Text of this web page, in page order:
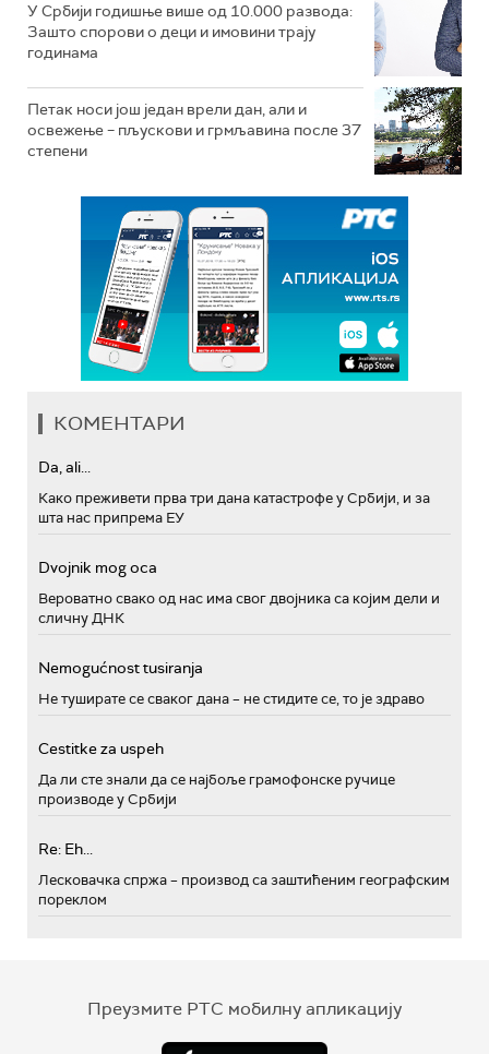
У Србији годишње више од 10.000 развода:
Зашто спорови о деци и имовини трају
годинама
Петак носи још један врели дан, али и
освежење – пљускови и грмљавина после 37
степени
КОМЕНТАРИ
Da, ali...
Како преживети прва три дана катастрофе у Србији, и за
шта нас припрема ЕУ
Dvojnik mog oca
Вероватно свако од нас има свог двојника са којим дели и
сличну ДНК
Nemogućnost tusiranja
Не туширате се сваког дана – не стидите се, то је здраво
Cestitke za uspeh
Да ли сте знали да се најбоље грамофонске ручице
производе у Србији
Re: Eh...
Лесковачка спржа – производ са заштићеним географским
пореклом
Преузмите РТС мобилну апликацију